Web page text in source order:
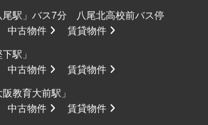
尾駅」バス7分 八尾北高校前バス停
中古物件 賃貸物件
駅」
中古物件 賃貸物件
教育大前駅」
中古物件 賃貸物件